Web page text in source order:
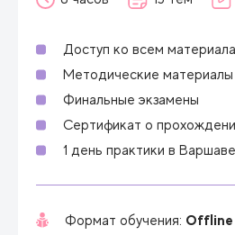
- Дифференциальная
2. Схемы лечения алопеции
- Косметологические схемы
- Трихологические схемы
- Фармакологические методы
трихологических заболеваний
- Показания и противопоказания
Доступ ко всем
Методические
Финальные экзамены
Сертификат о
1 день практики в Варшаве
Формат обучения: Offline